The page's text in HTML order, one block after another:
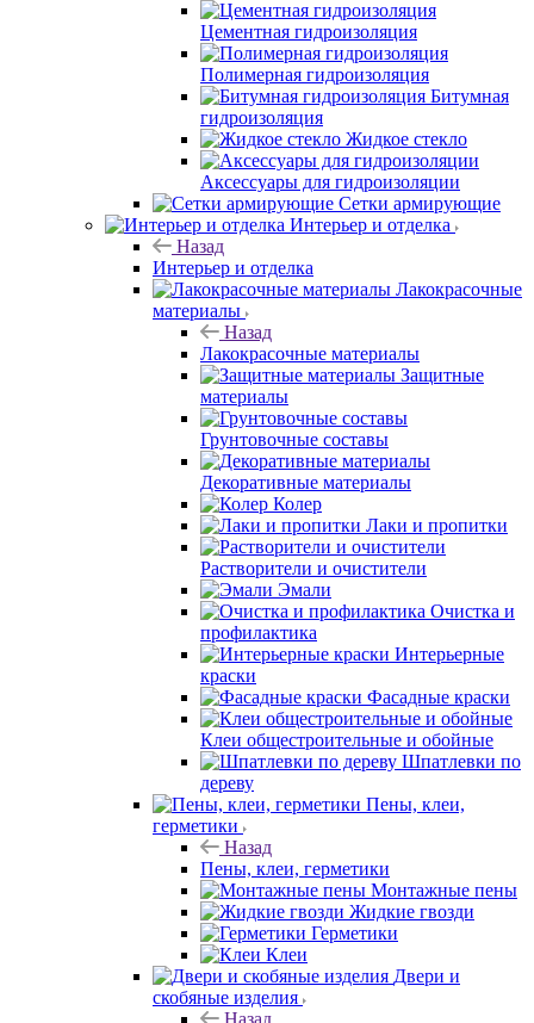
Цементная гидроизоляция
Полимерная гидроизоляция
Битумная
гидроизоляция
Жидкое стекло
Аксессуары для гидроизоляции
Сетки армирующие
Интерьер и отделка
Назад
Интерьер и отделка
Лакокрасочные
материалы
Назад
Лакокрасочные материалы
Защитные
материалы
Грунтовочные составы
Декоративные материалы
Колер
Лаки и пропитки
Растворители и очистители
Эмали
Очистка и
профилактика
Интерьерные
краски
Фасадные краски
Клеи общестроительные и обойные
Шпатлевки по
дереву
Пены, клеи,
герметики
Назад
Пены, клеи, герметики
Монтажные пены
Жидкие гвозди
Герметики
Клеи
Двери и
скобяные изделия
Назад